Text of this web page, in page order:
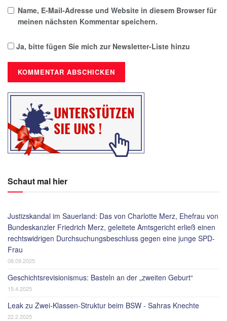
Name, E-Mail-Adresse und Website in diesem Browser für
meinen nächsten Kommentar speichern.
Ja, bitte fügen Sie mich zur Newsletter-Liste hinzu
Schaut mal hier
Justizskandal im Sauerland: Das von Charlotte Merz, Ehefrau von
Bundeskanzler Friedrich Merz, geleitete Amtsgericht erließ einen
rechtswidrigen Durchsuchungsbeschluss gegen eine junge SPD-
Frau
08.09.2025
Geschichtsrevisionismus: Basteln an der „zweiten Geburt“
15.4.2025
Leak zu Zwei-Klassen-Struktur beim BSW - Sahras Knechte
22.2.2025